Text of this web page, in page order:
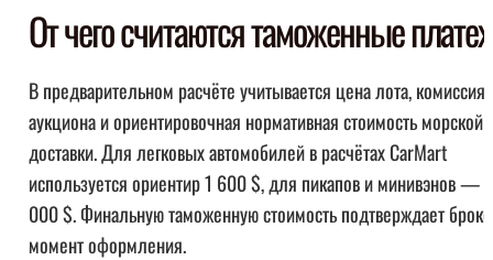
От чего считаются таможенные
В предварительном расчёте учитывается цена лота, комиссия
аукциона и ориентировочная нормативная стоимость морской
доставки. Для легковых автомобилей в расчётах CarMart
используется ориентир 1 600 $, для пикапов и минивэнов —
000 $. Финальную таможенную стоимость подтверждает
момент оформления.